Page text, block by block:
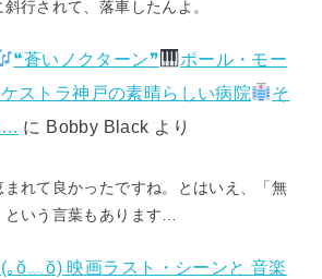
行されて、落車したんよ。
❝蒼いノクターン❞
ポール・モー
ストラ神戸の素晴らしい病院
そ
… に Bobby Black より
まれて良かったですね。とはいえ、「無
いう言葉もあります…
｡⁠ŏ⁠﹏⁠ŏ⁠) 映画ラスト・シーンと 音楽